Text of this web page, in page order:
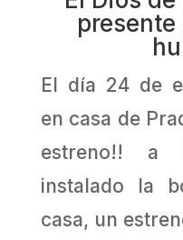
El día 24 de
en casa de
estreno!! a
instalado la
casa, un